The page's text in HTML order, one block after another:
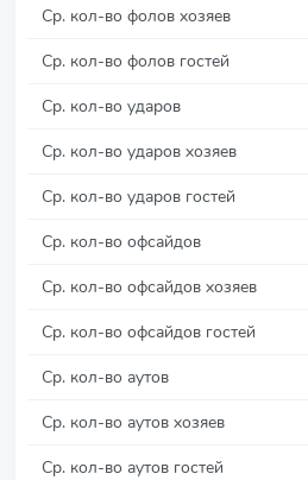
Ср. кол-во фолов хозяев
Ср. кол-во фолов гостей
Ср. кол-во ударов
Ср. кол-во ударов хозяев
Ср. кол-во ударов гостей
Ср. кол-во офсайдов
Ср. кол-во офсайдов хозяев
Ср. кол-во офсайдов гостей
Ср. кол-во аутов
Ср. кол-во аутов хозяев
Ср. кол-во аутов гостей